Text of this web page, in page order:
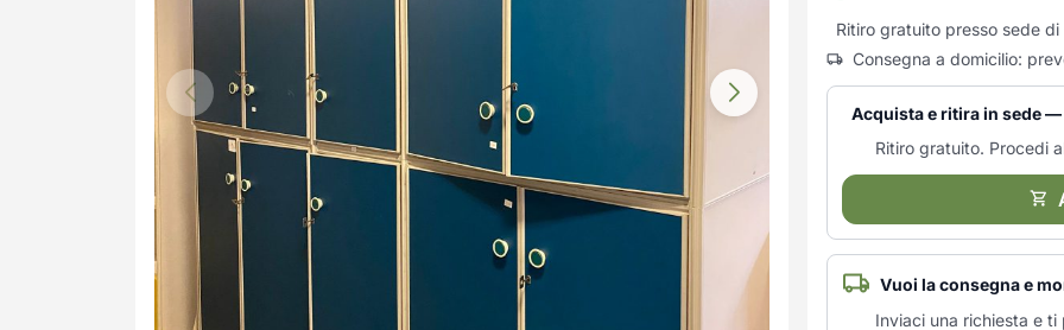
Ritiro gratuito presso sede
Consegna a domicilio:
Acquista e ritira in sede —
Ritiro gratuito. Procedi
Vuoi la consegna e
Inviaci una richiesta e